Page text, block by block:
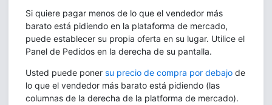
Si quiere pagar menos de lo que el vendedor más
barato está pidiendo en la plataforma de mercado,
puede establecer su propia oferta en su lugar. Utilice el
Panel de Pedidos en la derecha de su pantalla.
Usted puede poner su precio de compra por debajo de
lo que el vendedor más barato está pidiendo (las
columnas de la derecha de la platforma de mercado).